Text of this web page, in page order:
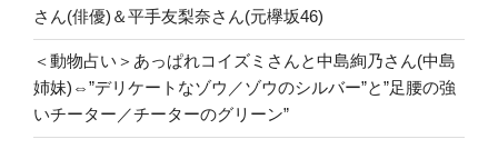
さん(俳優)＆平手友梨奈さん(元欅坂46)
＜動物占い＞あっぱれコイズミさんと中島絢乃さん(中島
姉妹)⇔”デリケートなゾウ／ゾウのシルバー”と”足腰の強
いチーター／チーターのグリーン”